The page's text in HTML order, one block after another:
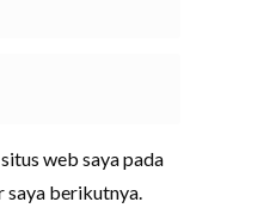
web saya pada
saya berikutnya.